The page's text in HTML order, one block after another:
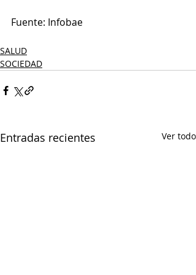
Fuente: Infobae
SALUD
SOCIEDAD
Entradas recientes Ver todo